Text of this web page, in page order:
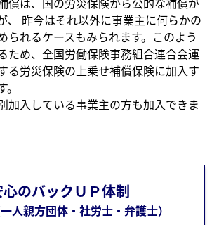
、 昨今はそれ以外に事業主に何らかの
られるケースもみられます。このよう
ため、全国労働保険事務組合連合会運
る労災保険の上乗せ補償保険に加入す
加入している事業主の方も加入できま
心のバックＵＰ体制
一人親方団体・社労士・弁護士）